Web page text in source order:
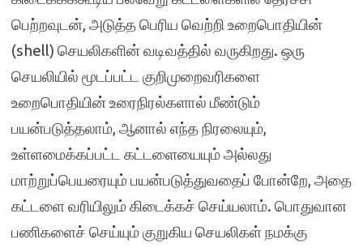
பெற்றவுடன், அடுத்த பெரிய வெற்றி உறைபொதியின்
(shell) செயலிகளின் வடிவத்தில் வருகிறது. ஒரு
செயலியில் மூடப்பட்ட குறிமுறைவரிகளை
உறைபொதியின் உரைநிரல்களால் மீண்டும்
பயன்படுத்தலாம், ஆனால் எந்த நிரலையும்,
உள்ளமைக்கப்பட்ட கட்டளையையும் அல்லது
மாற்றுப்பெயரையும் பயன்படுத்துவதைப் போன்றே, அதை
கட்டளை வரியிலும் கிடைக்கச் செய்யலாம். பொதுவான
பணிகளைச் செய்யும் குறுகிய செயலிகள் நமக்கு